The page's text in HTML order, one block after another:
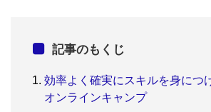
記事のもくじ
効率よく確実にスキルを身につ
オンラインキャンプ